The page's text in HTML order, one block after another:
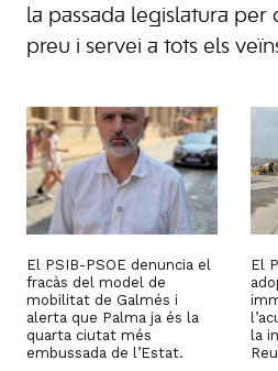
la passada legislatura
preu i servei a tots els veïns
El PSIB-PSOE denuncia el
fracàs del model de
mobilitat de Galmés i
alerta que Palma ja és la
quarta ciutat més
embussada de l’Estat.
El
la